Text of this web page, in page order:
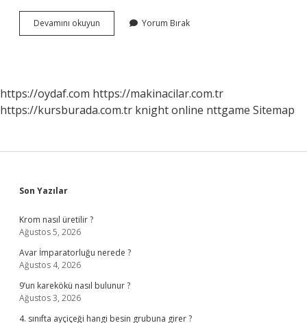
Devamını okuyun Kuranda
Med
Yorum Bırak
https://oydaf.com https://makinacilar.com.tr
https://kursburada.com.tr knight online nttgame Sitemap
Sidebar
Son Yazılar
Krom nasıl üretilir ?
Ağustos 5, 2026
Avar İmparatorluğu nerede ?
Ağustos 4, 2026
9’un karekökü nasıl bulunur ?
Ağustos 3, 2026
4. sınıfta ayçiçeği hangi besin grubuna girer ?